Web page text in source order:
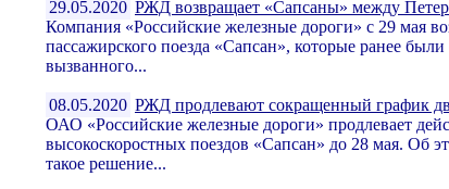
29.05.2020 РЖД возвращает «Сапсаны» между
Компания «Российские железные дороги» с 29 мая
пассажирского поезда «Сапсан», которые ранее
вызванного...
08.05.2020 РЖД продлевают сокращенный график
ОАО «Российские железные дороги» продлевает
высокоскоростных поездов «Сапсан» до 28 мая. Об
такое решение...